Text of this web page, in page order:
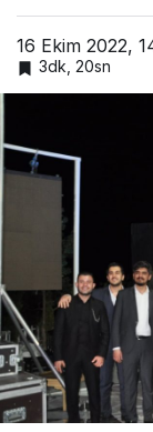
16 Ekim 2022,
3dk, 20sn
UÇUŞTU